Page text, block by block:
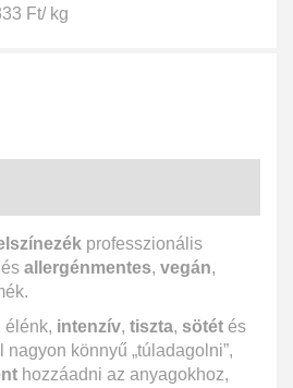
Ft/ kg
professzionális
allergénmentes, vegán,
élénk, intenzív, tiszta, sötét és
nagyon könnyű „túladagolni”,
hozzáadni az anyagokhoz,